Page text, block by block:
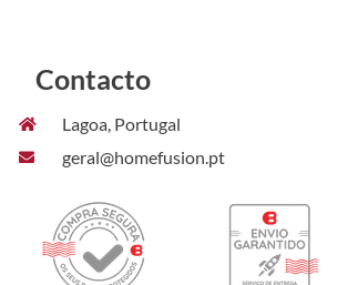
Contacto
Lagoa, Portugal
geral@homefusion.pt